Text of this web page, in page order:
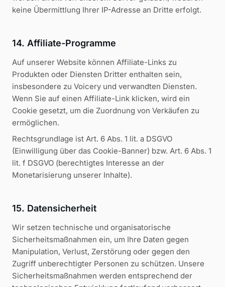
keine Übermittlung Ihrer IP-Adresse an Dritte erfolgt.
14. Affiliate-Programme
Auf unserer Website können Affiliate-Links zu
Produkten oder Diensten Dritter enthalten sein,
insbesondere zu Voicery und verwandten Diensten.
Wenn Sie auf einen Affiliate-Link klicken, wird ein
Cookie gesetzt, um die Zuordnung von Verkäufen zu
ermöglichen.
Rechtsgrundlage ist Art. 6 Abs. 1 lit. a DSGVO
(Einwilligung über das Cookie-Banner) bzw. Art. 6 Abs. 1
lit. f DSGVO (berechtigtes Interesse an der
Monetarisierung unserer Inhalte).
15. Datensicherheit
Wir setzen technische und organisatorische
Sicherheitsmaßnahmen ein, um Ihre Daten gegen
Manipulation, Verlust, Zerstörung oder gegen den
Zugriff unberechtigter Personen zu schützen. Unsere
Sicherheitsmaßnahmen werden entsprechend der